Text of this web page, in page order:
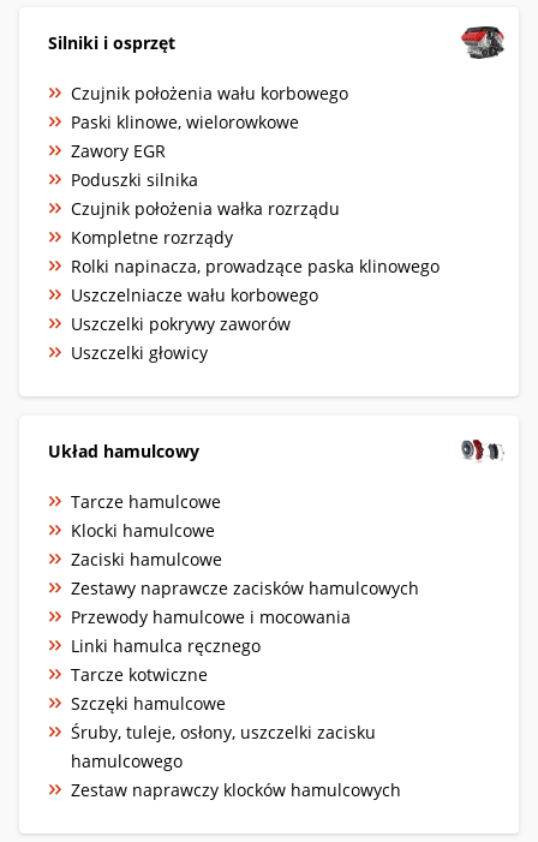
Silniki i osprzęt
Czujnik położenia wału korbowego
Paski klinowe, wielorowkowe
Zawory EGR
Poduszki silnika
Czujnik położenia wałka rozrządu
Kompletne rozrządy
Rolki napinacza, prowadzące paska klinowego
Uszczelniacze wału korbowego
Uszczelki pokrywy zaworów
Uszczelki głowicy
Układ hamulcowy
Tarcze hamulcowe
Klocki hamulcowe
Zaciski hamulcowe
Zestawy naprawcze zacisków hamulcowych
Przewody hamulcowe i mocowania
Linki hamulca ręcznego
Tarcze kotwiczne
Szczęki hamulcowe
Śruby, tuleje, osłony, uszczelki zacisku
hamulcowego
Zestaw naprawczy klocków hamulcowych